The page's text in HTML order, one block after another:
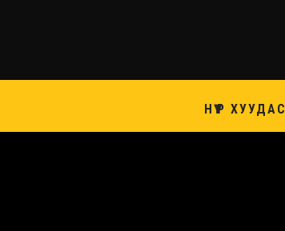
НҮҮР ХУУДАС